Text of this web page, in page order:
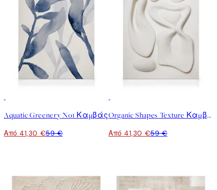
Aquatic Greenery No1 Καμβάς
Από 41,30 €59 €
Organic Shapes Texture Καμβάς
Από 41,30 €59 €